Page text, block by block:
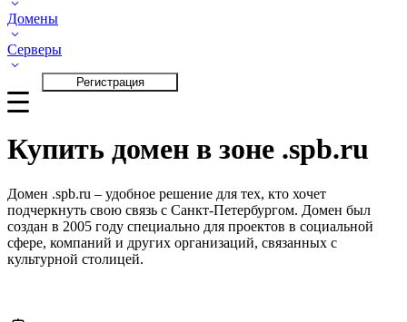
Домены
Серверы
Регистрация
Купить домен в зоне .spb.ru
Домен .spb.ru – удобное решение для тех, кто хочет
подчеркнуть свою связь с Санкт-Петербургом. Домен был
создан в 2005 году специально для проектов в социальной
сфере, компаний и других организаций, связанных с
культурной столицей.